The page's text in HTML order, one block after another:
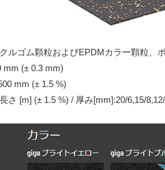
ルゴム顆粒およびEPDMカラー顆粒、
mm (± 0.3 mm)
mm (± 1.5 %)
さ [m] (± 1.5 %) / 厚み[mm]:20/6,15/